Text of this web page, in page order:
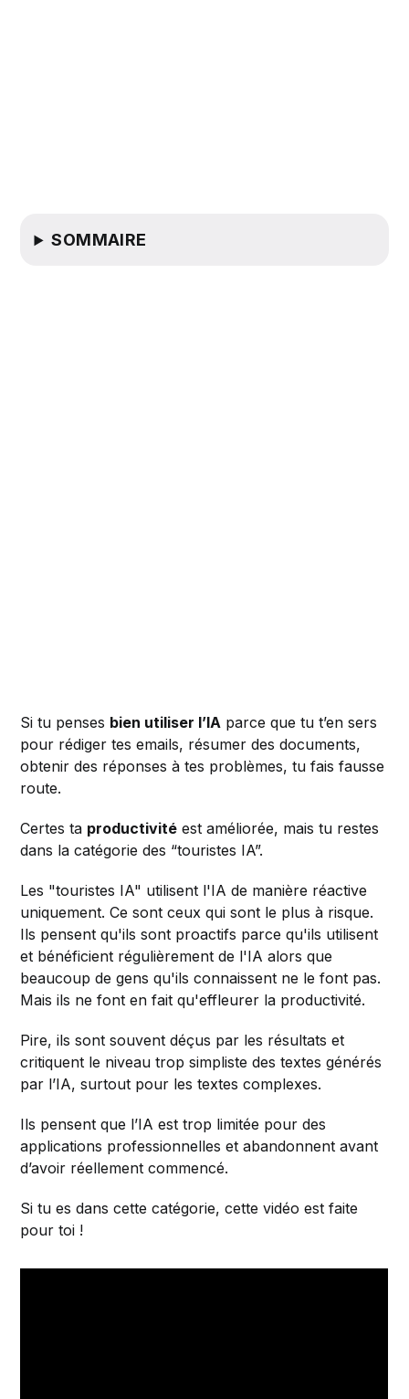
SOMMAIRE
Si tu penses bien utiliser l’IA parce que tu t’en sers
pour rédiger tes emails, résumer des documents,
obtenir des réponses à tes problèmes, tu fais fausse
route.
Certes ta productivité est améliorée, mais tu restes
dans la catégorie des “touristes IA”.
Les "touristes IA" utilisent l'IA de manière réactive
uniquement. Ce sont ceux qui sont le plus à risque.
Ils pensent qu'ils sont proactifs parce qu'ils utilisent
et bénéficient régulièrement de l'IA alors que
beaucoup de gens qu'ils connaissent ne le font pas.
Mais ils ne font en fait qu'effleurer la productivité.
Pire, ils sont souvent déçus par les résultats et
critiquent le niveau trop simpliste des textes générés
par l’IA, surtout pour les textes complexes.
Ils pensent que l’IA est trop limitée pour des
applications professionnelles et abandonnent avant
d’avoir réellement commencé.
Si tu es dans cette catégorie, cette vidéo est faite
pour toi !